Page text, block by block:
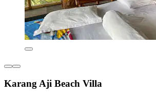
Karang Aji Beach Villa